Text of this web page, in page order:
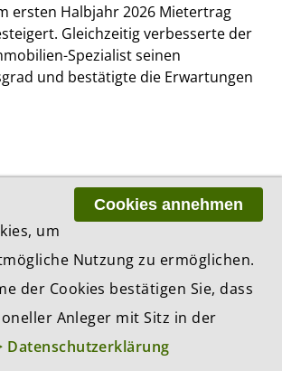
ersten Halbjahr 2026 Mietertrag
Gleichzeitig verbesserte der
Spezialist seinen
und bestätigte die Erwartungen
Cookies annehmen
um
Nutzung zu ermöglichen.
der Cookies bestätigen Sie, dass
Anleger mit Sitz in der
Datenschutzerklärung